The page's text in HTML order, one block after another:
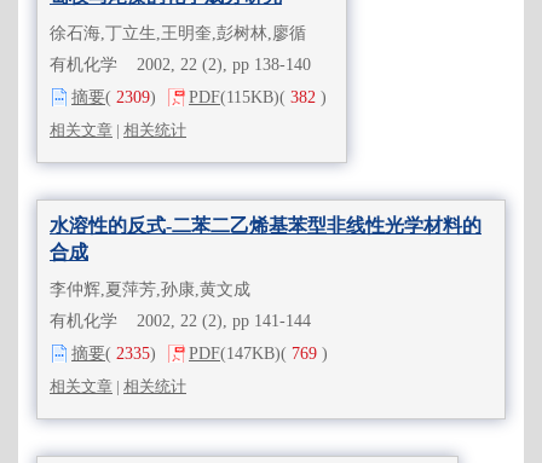
徐石海,丁立生,王明奎,彭树林,廖循
有机化学 2002, 22 (2), pp 138-140
摘要( 2309) PDF(115KB)( 382 )
相关文章 | 相关统计
水溶性的反式-二苯二乙烯基苯型非线性光学材料的
合成
李仲辉,夏萍芳,孙康,黄文成
有机化学 2002, 22 (2), pp 141-144
摘要( 2335) PDF(147KB)( 769 )
相关文章 | 相关统计